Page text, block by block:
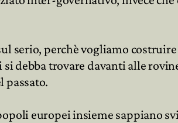
serio, perchè vogliamo
debba trovare davanti alle
passato.
europei insieme sappiano